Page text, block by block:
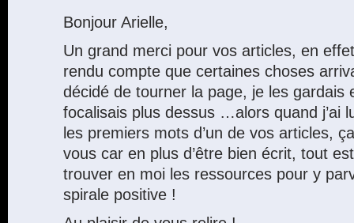
Bonjour Arielle,
Un grand merci pour vos articles, en
rendu compte que certaines choses
décidé de tourner la page, je les gardais
focalisais plus dessus …alors quand j’ai
les premiers mots d’un de vos articles,
vous car en plus d’être bien écrit, tout
trouver en moi les ressources pour y
spirale positive !